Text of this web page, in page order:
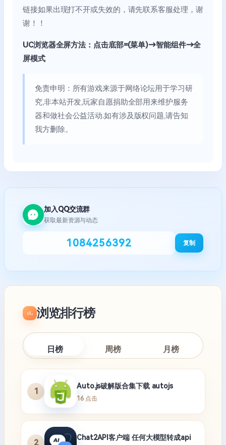
链接如果出现打不开或失效的，请先联系客服处理，谢
谢！！
UC浏览器全屏方法：点击底部=(菜单)→智能组件→全
屏模式
免责申明：所有游戏来源于网络论坛用于学习研
究,非本站开发,玩家自愿捐助全部用来维护服务
器和做社会公益活动.如有涉及版权问题,请告知
我方删除。
加入QQ交流群
获取最新资源与动态
1084256392 复制
浏览排行榜
日榜 周榜 月榜
1
Auto.js破解版合集下载 autojs
16 点击
2
Chat2API客户端 任何大模型转成api